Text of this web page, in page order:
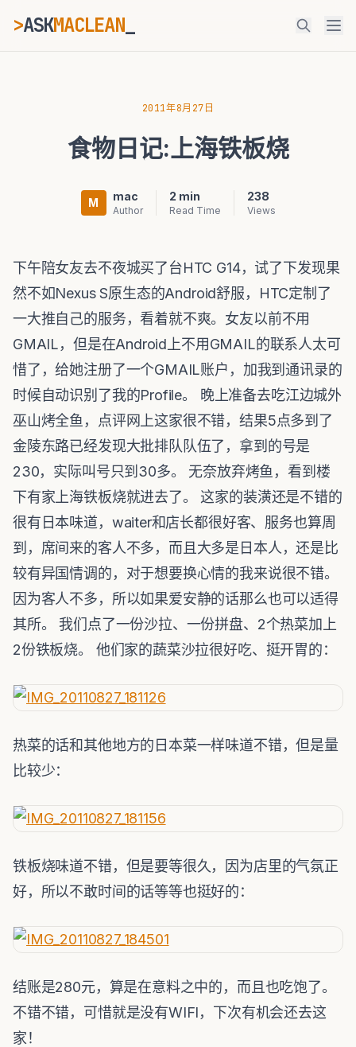
>ASKMACLEAN_
⌘K Ctrl+K
2011年8月27日
食物日记:上海铁板烧
M mac
Author
2 min
Read Time
238
Views
下午陪女友去不夜城买了台HTC G14，试了下发现果
然不如Nexus S原生态的Android舒服，HTC定制了
一大推自己的服务，看着就不爽。女友以前不用
GMAIL，但是在Android上不用GMAIL的联系人太可
惜了，给她注册了一个GMAIL账户，加我到通讯录的
时候自动识别了我的Profile。 晚上准备去吃江边城外
巫山烤全鱼，点评网上这家很不错，结果5点多到了
金陵东路已经发现大批排队队伍了，拿到的号是
230，实际叫号只到30多。 无奈放弃烤鱼，看到楼
下有家上海铁板烧就进去了。 这家的装潢还是不错的
很有日本味道，waiter和店长都很好客、服务也算周
到，席间来的客人不多，而且大多是日本人，还是比
较有异国情调的，对于想要换心情的我来说很不错。
因为客人不多，所以如果爱安静的话那么也可以适得
其所。 我们点了一份沙拉、一份拼盘、2个热菜加上
2份铁板烧。 他们家的蔬菜沙拉很好吃、挺开胃的：
热菜的话和其他地方的日本菜一样味道不错，但是量
比较少：
铁板烧味道不错，但是要等很久，因为店里的气氛正
好，所以不敢时间的话等等也挺好的：
结账是280元，算是在意料之中的，而且也吃饱了。
不错不错，可惜就是没有WIFI，下次有机会还去这
家！